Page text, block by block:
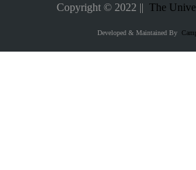
Copyright © 2022 || The
Developed & Maintained By